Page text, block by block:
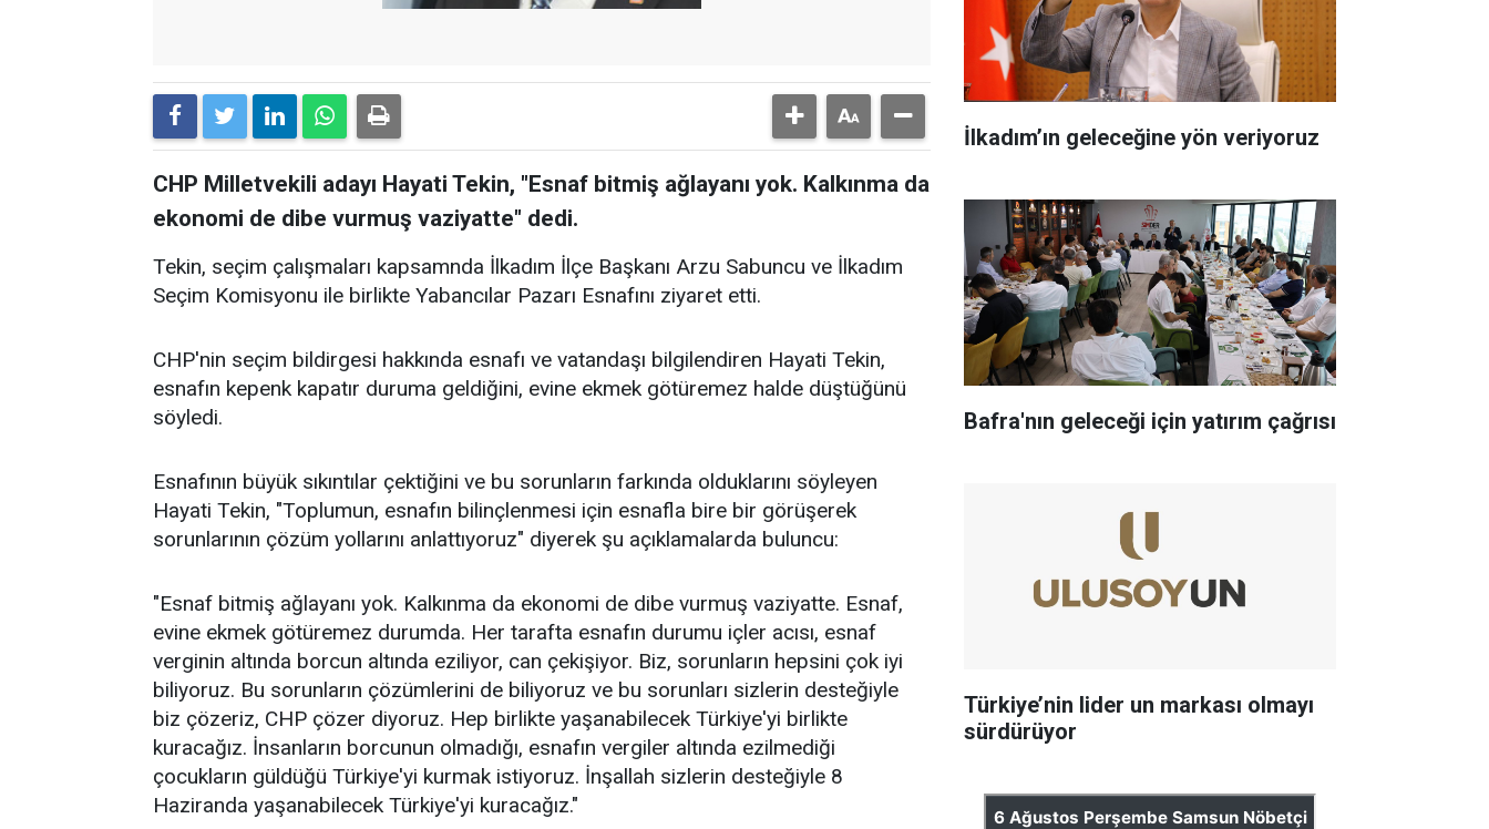
CHP Milletvekili adayı Hayati Tekin, "Esnaf bitmiş ağlayanı yok. Kalkınma da
ekonomi de dibe vurmuş vaziyatte" dedi.
Tekin, seçim çalışmaları kapsamnda İlkadım İlçe Başkanı Arzu Sabuncu ve İlkadım
Seçim Komisyonu ile birlikte Yabancılar Pazarı Esnafını ziyaret etti.
CHP'nin seçim bildirgesi hakkında esnafı ve vatandaşı bilgilendiren Hayati Tekin,
esnafın kepenk kapatır duruma geldiğini, evine ekmek götüremez halde düştüğünü
söyledi.
Esnafının büyük sıkıntılar çektiğini ve bu sorunların farkında olduklarını söyleyen
Hayati Tekin, "Toplumun, esnafın bilinçlenmesi için esnafla bire bir görüşerek
sorunlarının çözüm yollarını anlattıyoruz" diyerek şu açıklamalarda buluncu:
"Esnaf bitmiş ağlayanı yok. Kalkınma da ekonomi de dibe vurmuş vaziyatte. Esnaf,
evine ekmek götüremez durumda. Her tarafta esnafın durumu içler acısı, esnaf
verginin altında borcun altında eziliyor, can çekişiyor. Biz, sorunların hepsini çok iyi
biliyoruz. Bu sorunların çözümlerini de biliyoruz ve bu sorunları sizlerin desteğiyle
biz çözeriz, CHP çözer diyoruz. Hep birlikte yaşanabilecek Türkiye'yi birlikte
kuracağız. İnsanların borcunun olmadığı, esnafın vergiler altında ezilmediği
çocukların güldüğü Türkiye'yi kurmak istiyoruz. İnşallah sizlerin desteğiyle 8
Haziranda yaşanabilecek Türkiye'yi kuracağız."
İlkadım’ın geleceğine yön veriyoruz
Bafra'nın geleceği için yatırım çağrısı
Türkiye’nin lider un markası olmayı
sürdürüyor